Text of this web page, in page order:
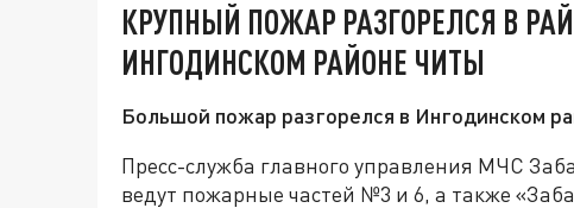
КРУПНЫЙ ПОЖАР РАЗГОРЕЛСЯ В
ИНГОДИНСКОМ РАЙОНЕ ЧИТЫ
Большой пожар разгорелся в Ингодинском
Пресс-служба главного управления МЧС
ведут пожарные частей №3 и 6, а также